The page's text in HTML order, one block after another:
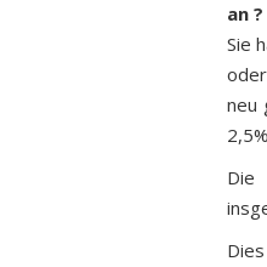
an ?
Sie
neu
Die